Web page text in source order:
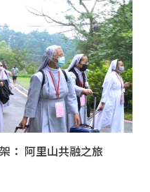
： 阿里山共融之旅